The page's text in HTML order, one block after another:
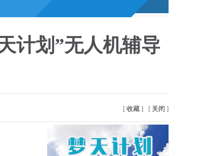
计划”无人机辅导
[ 收藏 ] [ 关闭 ]